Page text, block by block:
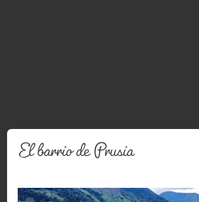
El barrio de Prusia